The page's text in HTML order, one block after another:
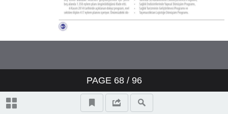
PAGE 68/ 96